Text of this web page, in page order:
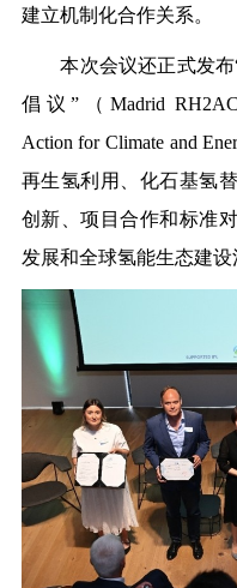
建立机制化合作关系。
本次会议还正式发布“
倡议”（Madrid
Action for Climate and
再生氢利用、化石基氢
创新、项目合作和标准
发展和全球氢能生态建设